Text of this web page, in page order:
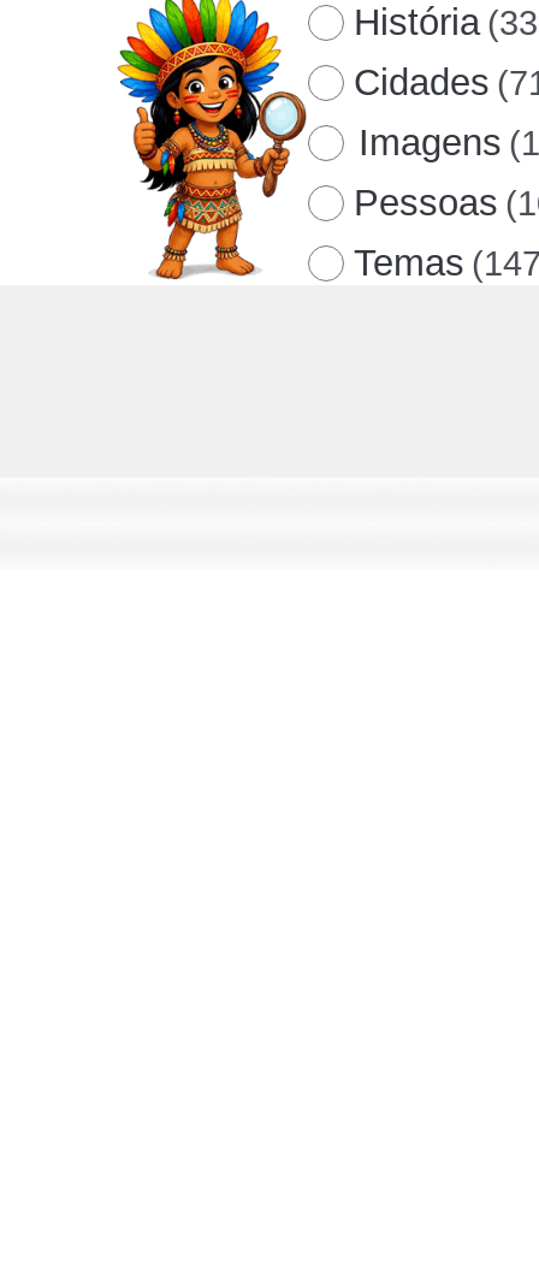
História
Cidades
Imagens
Pessoas
Temas